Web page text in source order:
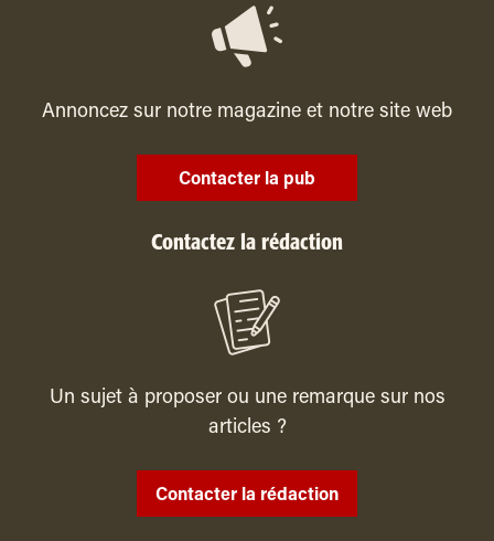
Annoncez sur notre magazine et notre site web
Contacter la pub
Contactez la rédaction
Un sujet à proposer ou une remarque sur nos
articles ?
Contacter la rédaction